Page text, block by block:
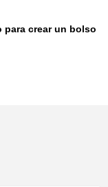
crear un bolso